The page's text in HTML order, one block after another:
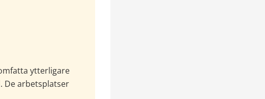
ytterligare
De arbetsplatser